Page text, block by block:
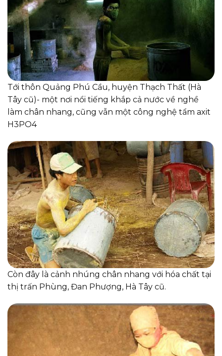
Tới thôn Quảng Phú Cầu, huyện Thạch Thất (Hà
Tây cũ)- một nơi nổi tiếng khắp cả nước về nghề
làm chân nhang, cũng vẫn một công nghệ tẩm axit
H3PO4
Còn đây là cảnh nhúng chân nhang với hóa chất tại
thị trấn Phùng, Đan Phượng, Hà Tây cũ.